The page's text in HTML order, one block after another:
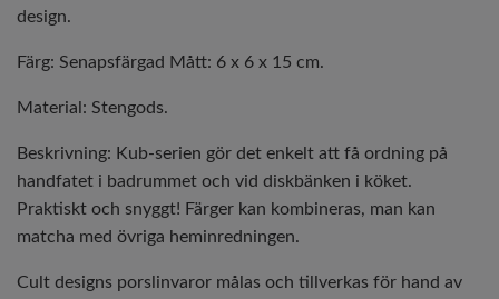
design.
Färg: Senapsfärgad Mått: 6 x 6 x 15 cm.
Material: Stengods.
Beskrivning: Kub-serien gör det enkelt att få ordning på
handfatet i badrummet och vid diskbänken i köket.
Praktiskt och snyggt! Färger kan kombineras, man kan
matcha med övriga heminredningen.
Cult designs porslinvaror målas och tillverkas för hand av